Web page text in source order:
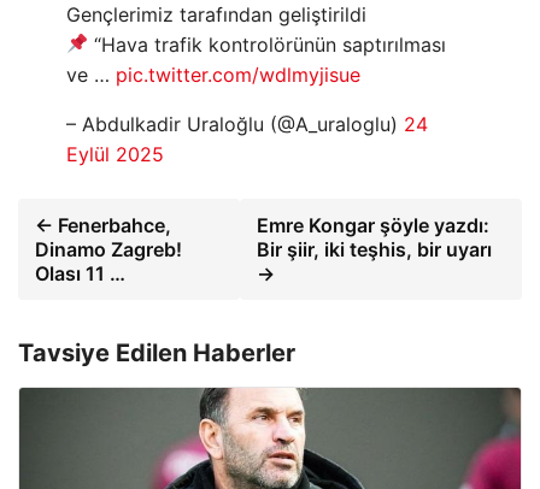
Gençlerimiz tarafından geliştirildi
“Hava trafik kontrolörünün saptırılması
ve … pic.twitter.com/wdlmyjisue
– Abdulkadir Uraloğlu (@A_uraloglu) 24
Eylül 2025
← Fenerbahce,
Dinamo Zagreb!
Olası 11 …
Emre Kongar şöyle yazdı:
Bir şiir, iki teşhis, bir uyarı
→
Tavsiye Edilen Haberler